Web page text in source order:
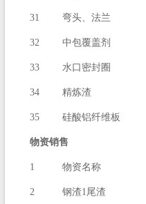
31 弯头、法兰
32 中包覆盖剂
33 水口密封圈
34 精炼渣
35 硅酸铝纤维板
物资销售
1 物资名称
2 钢渣1尾渣